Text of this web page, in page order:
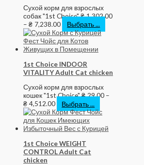
Сухой корм для взрослых
собак "1st Choice"₴ 1,302.00
– ₴ 7,238.00 Выбрать ...
1st Choice INDOOR
VITALITY Adult Cat chicken
Сухой корм для взрослых
кошек "1st Choice"₴ 29.00 –
₴ 4,512.00 Выбрать ...
1st Choice WEIGHT
CONTROL Adult Cat
chicken